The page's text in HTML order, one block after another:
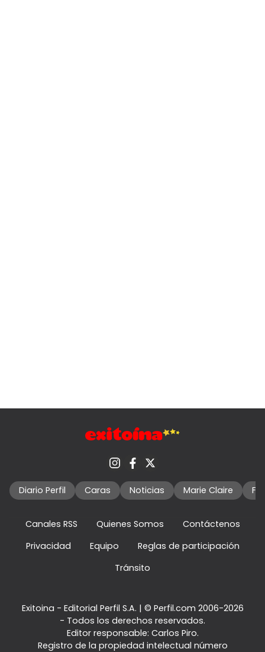
Diario Perfil Caras Noticias Marie Claire
Canales RSS Quienes Somos
Contáctenos
Privacidad
Equipo
Reglas de participación
Tránsito
Exitoina - Editorial Perfil S.A. | © Perfil.com 2006-2026
- Todos los derechos reservados.
Editor responsable: Carlos Piro.
Registro de la propiedad intelectual número